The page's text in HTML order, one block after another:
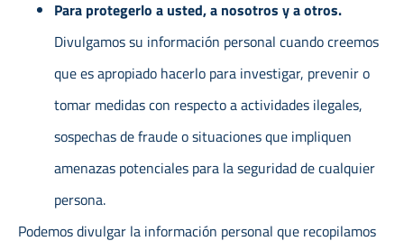
Para protegerlo a usted, a nosotros y a otros.
Divulgamos su información personal cuando creemos
que es apropiado hacerlo para investigar, prevenir o
tomar medidas con respecto a actividades ilegales,
sospechas de fraude o situaciones que impliquen
amenazas potenciales para la seguridad de cualquier
persona.
Podemos divulgar la información personal que recopilamos